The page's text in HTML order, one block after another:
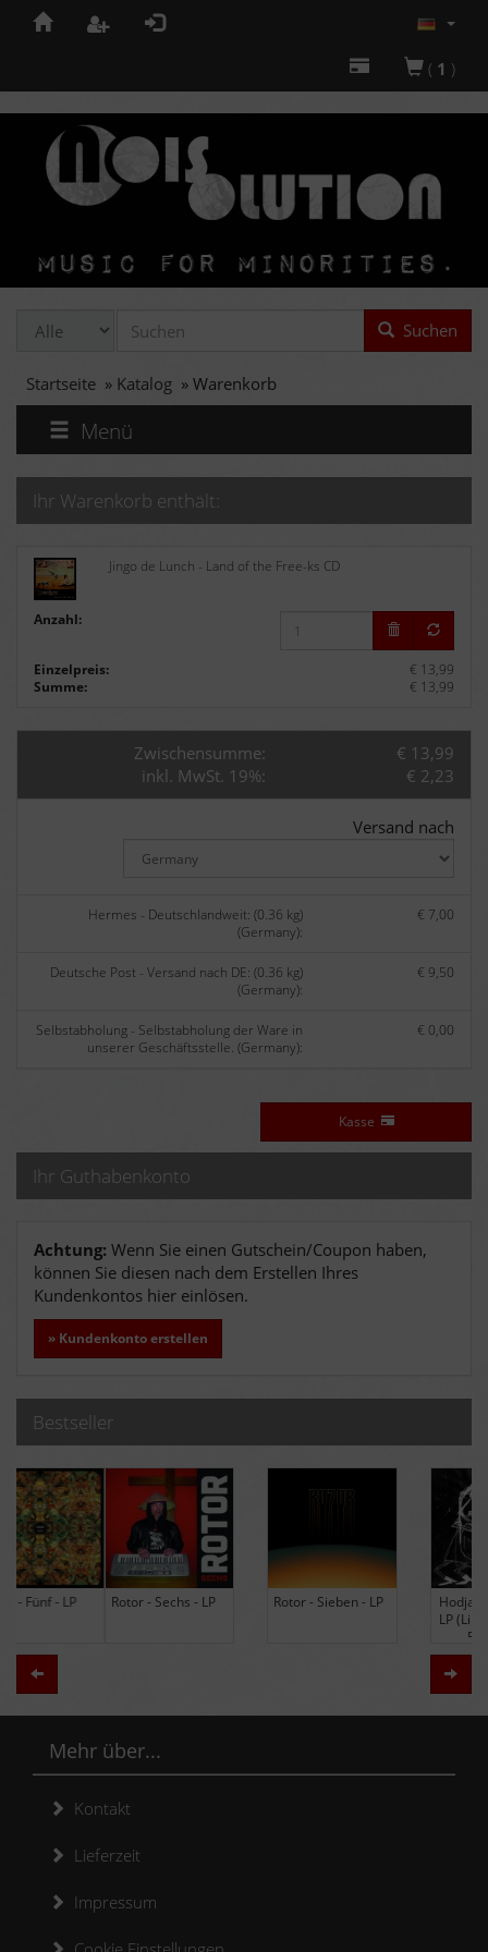
( 1 )
Suchen
Startseite » Katalog » Warenkorb
Menü
Ihr Warenkorb enthält:
Jingo de Lunch - Land of the Free-ks CD
Anzahl:
Einzelpreis:
€ 13,99
Summe:
€ 13,99
Zwischensumme:
€ 13,99
inkl. MwSt. 19%:
€ 2,23
Versand nach
Hermes - Deutschlandweit: (0.36 kg)
(Germany):
€ 7,00
Deutsche Post - Versand nach DE: (0.36 kg)
(Germany):
€ 9,50
Selbstabholung - Selbstabholung der Ware in
unserer Geschäftsstelle. (Germany):
€ 0,00
Kasse
Ihr Guthabenkonto
Achtung: Wenn Sie einen Gutschein/Coupon haben,
können Sie diesen nach dem Erstellen Ihres
Kundenkontos hier einlösen.
» Kundenkonto erstellen
Bestseller
Rotor - Sechs - LP Rotor - Sieben - LP
Hodja - The Band -
LP (Limited Edition
Zurück
Mehr über...
Kontakt
Lieferzeit
Impressum